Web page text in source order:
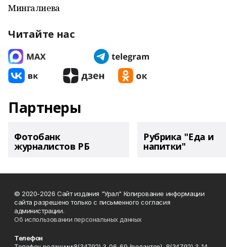
Мингалиева
Читайте нас
Партнеры
Фотобанк
журналистов РБ
Рубрика "Еда и
напитки"
© 2020-2026 Сайт издания "Урал" Копирование информации
сайта разрешено только с письменного согласия
администрации.
Об использовании персональных данных
Телефон